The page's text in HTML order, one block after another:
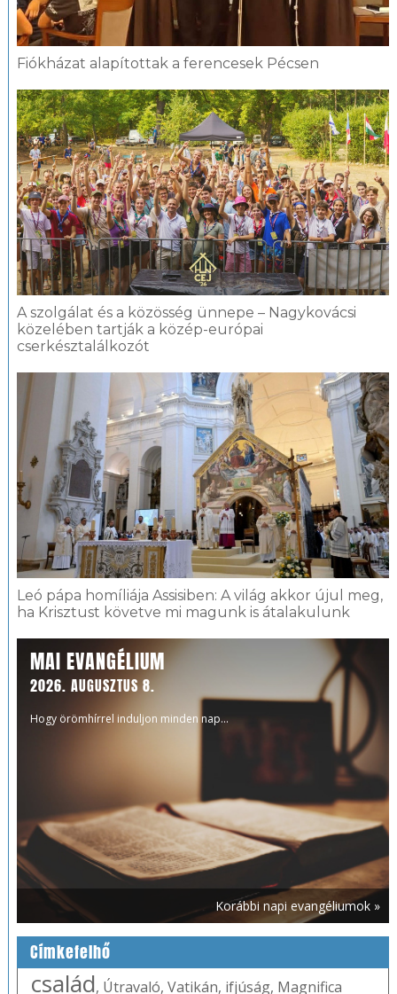
Fiókházat alapítottak a ferencesek Pécsen
A szolgálat és a közösség ünnepe – Nagykovácsi
közelében tartják a közép-európai
cserkésztalálkozót
Leó pápa homíliája Assisiben: A világ akkor újul meg,
ha Krisztust követve mi magunk is átalakulunk
MAI EVANGÉLIUM
2026. AUGUSZTUS 8.
Hogy örömhírrel induljon minden nap...
Korábbi napi evangéliumok »
Címkefelhő
család, Útravaló, Vatikán, ifjúság, Magnifica